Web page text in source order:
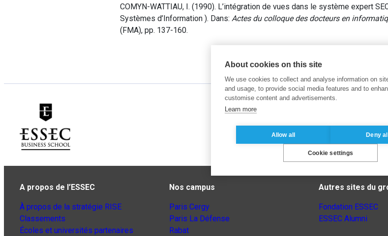
COMYN-WATTIAU, I. (1990). L’intégration de vues dans le système expert
Systèmes d’Information ). Dans: Actes du colloque des docteurs en
(FMA), pp. 137-160.
A propos de l’ESSEC
À propos de la stratégie RISE
Classements
Écoles et universités partenaires
Nos campus
Paris Cergy
Paris La Défense
Rabat
Autres sites du
Fondation ESSEC
ESSEC Alumni
About cookies on this site
We use cookies to collect and analyse information on
and usage, to provide social media features and to
customise content and advertisements.
Learn more
Allow all Deny
Cookie settings